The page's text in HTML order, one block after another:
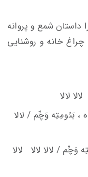
داستان شمع و پروانه
خانه و روشنایی
لالا
، بَئومِتِه وَچِّم / لالا
وَچِّم / لالا لالا لالا